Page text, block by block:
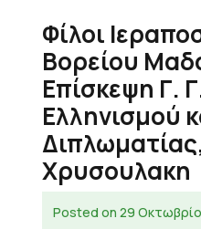
Φίλοι
Βορείου
Επίσκεψη Γ.
Ελληνισμού
Χρυσουλακη
Posted on 29